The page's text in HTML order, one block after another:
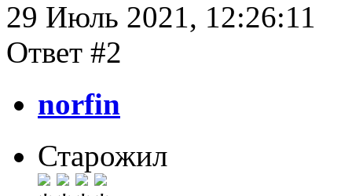
29 Июль 2021, 12:26:11
Ответ #2
norfin
Старожил